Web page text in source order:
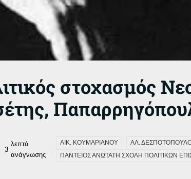
στοχασμός
3
λεπτά
ανάγνωσης
ΑΙΚ. ΚΟΥΜΑΡΙΑΝΟΥ ΑΛ.
ΠΑΝΤΕΙΟΣ ΑΝΩΤΑΤΗ ΣΧΟΛΗ ΠΟΛΙΤΙΚΩΝ